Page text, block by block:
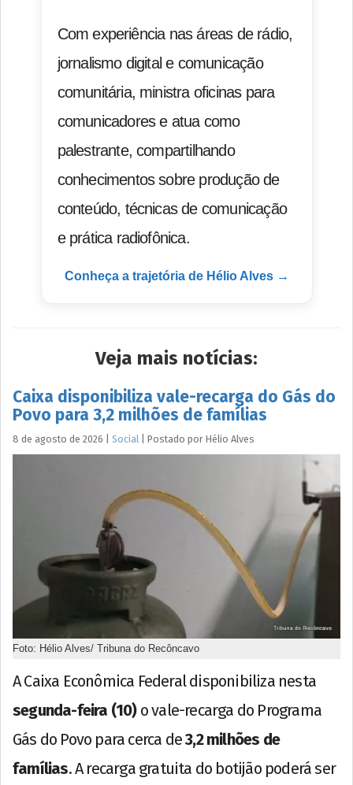
Com experiência nas áreas de rádio,
jornalismo digital e comunicação
comunitária, ministra oficinas para
comunicadores e atua como
palestrante, compartilhando
conhecimentos sobre produção de
conteúdo, técnicas de comunicação
e prática radiofônica.
Conheça a trajetória de Hélio Alves →
Veja mais notícias:
Caixa disponibiliza vale-recarga do Gás do
Povo para 3,2 milhões de famílias
8 de agosto de 2026 Social Postado por Hélio Alves
Foto: Hélio Alves/ Tribuna do Recôncavo
A Caixa Econômica Federal disponibiliza nesta
segunda-feira (10)o vale-recarga do Programa
Gás do Povo para cerca de3,2 milhões de
famílias. A recarga gratuita do botijão poderá ser